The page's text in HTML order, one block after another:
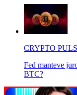
CRYPTO
Fed manteve
BTC?